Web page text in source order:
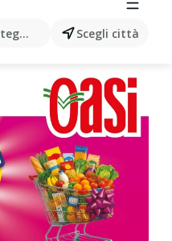
prodotti...Scegli città